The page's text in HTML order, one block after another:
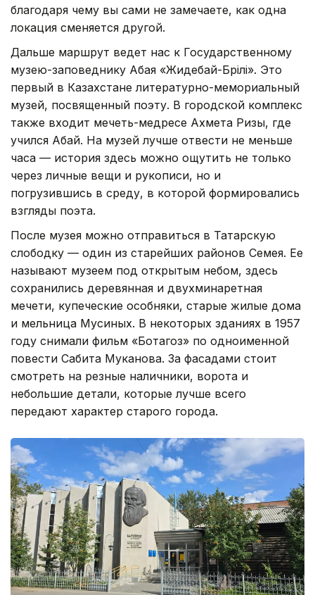
благодаря чему вы сами не замечаете, как одна
локация сменяется другой.
Дальше маршрут ведет нас к Государственному
музею-заповеднику Абая «Жидебай-Бөрілі». Это
первый в Казахстане литературно-мемориальный
музей, посвященный поэту. В городской комплекс
также входит мечеть-медресе Ахмета Ризы, где
учился Абай. На музей лучше отвести не меньше
часа — история здесь можно ощутить не только
через личные вещи и рукописи, но и
погрузившись в среду, в которой формировались
взгляды поэта.
После музея можно отправиться в Татарскую
слободку — один из старейших районов Семея. Ее
называют музеем под открытым небом, здесь
сохранились деревянная и двухминаретная
мечети, купеческие особняки, старые жилые дома
и мельница Мусиных. В некоторых зданиях в 1957
году снимали фильм «Ботагоз» по одноименной
повести Сабита Муканова. За фасадами стоит
смотреть на резные наличники, ворота и
небольшие детали, которые лучше всего
передают характер старого города.